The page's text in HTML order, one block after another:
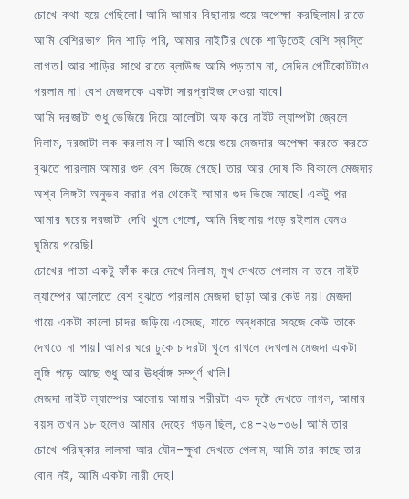
চোখে কথা হয়ে গেছিলো। আমি আমার বিছানায় শুয়ে অপেক্ষা করছিলাম। রাতে
আমি বেশিরভাগ দিন শাড়ি পরি, আমার নাইটির থেকে শাড়িতেই বেশি স্বস্তি
লাগত। আর শাড়ির সাথে রাতে ব্লাউজ আমি পড়তাম না, সেদিন পেটিকোটটাও
পরলাম না। বেশ মেজদাকে একটা সারপ্রাইজ দেওয়া যাবে।
আমি দরজাটা শুধু ভেজিয়ে দিয়ে আলোটা অফ করে নাইট ল্যাম্পটা জ্বেলে
দিলাম, দরজাটা লক করলাম না। আমি শুয়ে শুয়ে মেজদার অপেক্ষা করতে করতে
বুঝতে পারলাম আমার গুদ বেশ ভিজে গেছে। তার আর দোষ কি বিকালে মেজদার
অশ্ব লিঙ্গটা অনুভব করার পর থেকেই আমার গুদ ভিজে আছে। একটু পর
আমার ঘরের দরজাটা দেখি খুলে গেলো, আমি বিছানায় পড়ে রইলাম যেনও
ঘুমিয়ে পরেছি।
চোখের পাতা একটু ফাঁক করে দেখে নিলাম, মুখ দেখতে পেলাম না তবে নাইট
ল্যাম্পের আলোতে বেশ বুঝতে পারলাম মেজদা ছাড়া আর কেউ নয়। মেজদা
গায়ে একটা কালো চাদর জড়িয়ে এসেছে, যাতে অন্ধকারে সহজে কেউ তাকে
দেখতে না পায়। আমার ঘরে ঢুকে চাদরটা খুলে রাখলে দেখলাম মেজদা একটা
লুঙ্গি পড়ে আছে শুধু আর ঊর্ধ্বাঙ্গ সম্পূর্ণ খালি।
মেজদা নাইট ল্যাম্পের আলোয় আমার শরীরটা এক দৃষ্টে দেখতে লাগল, আমার
বয়স তখন ১৮ হলেও আমার দেহের গড়ন ছিল, ৩৪-২৬-৩৬। আমি তার
চোখে পরিষ্কার লালসা আর যৌন-ক্ষুধা দেখতে পেলাম, আমি তার কাছে তার
বোন নই, আমি একটা নারী দেহ।